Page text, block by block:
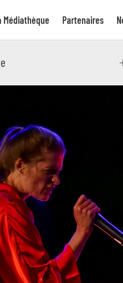
Médiathèque Partenaires